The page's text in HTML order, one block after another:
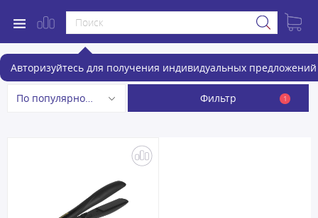
Авторизуйтесь для получения индивидуальных предложений
Выпрямители для волос
По популярности Фильтр 1